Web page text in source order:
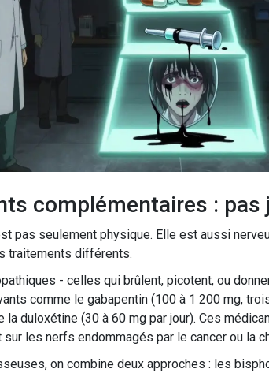
complémentaires : pas
pas seulement physique. Elle est aussi
traitements différents.
- celles qui brûlent, picotent, ou
comme le gabapentin (100 à 1 200 mg,
duloxétine (30 à 60 mg par jour). Ces
les nerfs endommagés par le cancer ou la
on combine deux approches : les